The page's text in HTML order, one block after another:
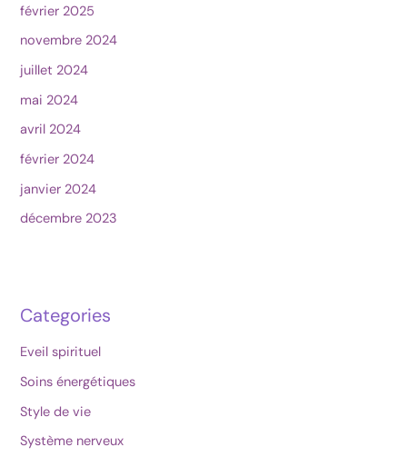
février 2025
novembre 2024
juillet 2024
mai 2024
avril 2024
février 2024
janvier 2024
décembre 2023
Categories
Eveil spirituel
Soins énergétiques
Style de vie
Système nerveux